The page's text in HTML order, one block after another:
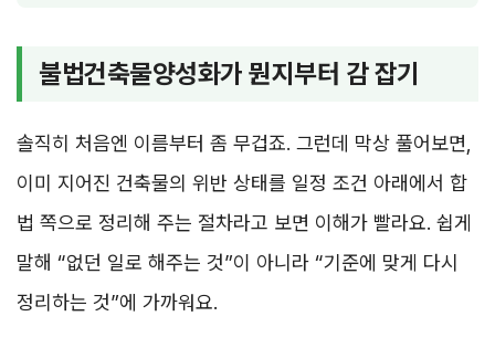
불법건축물양성화가 뭔지부터 감 잡기
솔직히 처음엔 이름부터 좀 무겁죠. 그런데 막상 풀어보면,
이미 지어진 건축물의 위반 상태를 일정 조건 아래에서 합
법 쪽으로 정리해 주는 절차라고 보면 이해가 빨라요. 쉽게
말해 “없던 일로 해주는 것”이 아니라 “기준에 맞게 다시
정리하는 것”에 가까워요.